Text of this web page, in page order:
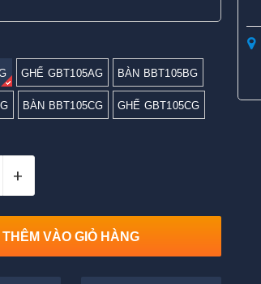
GHẾ GBT105AG BÀN BBT105BG
BÀN BBT105CG GHẾ GBT105CG
+
THÊM VÀO GIỎ HÀNG